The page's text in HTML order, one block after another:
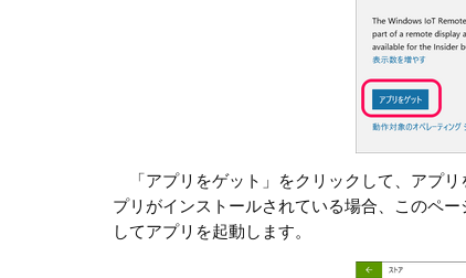
「アプリをゲット」をクリックして、アプリ
プリがインストールされている場合、このペ
してアプリを起動します。